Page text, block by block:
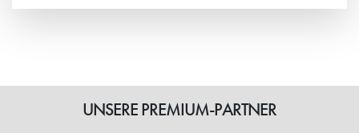
UNSERE PREMIUM-PARTNER